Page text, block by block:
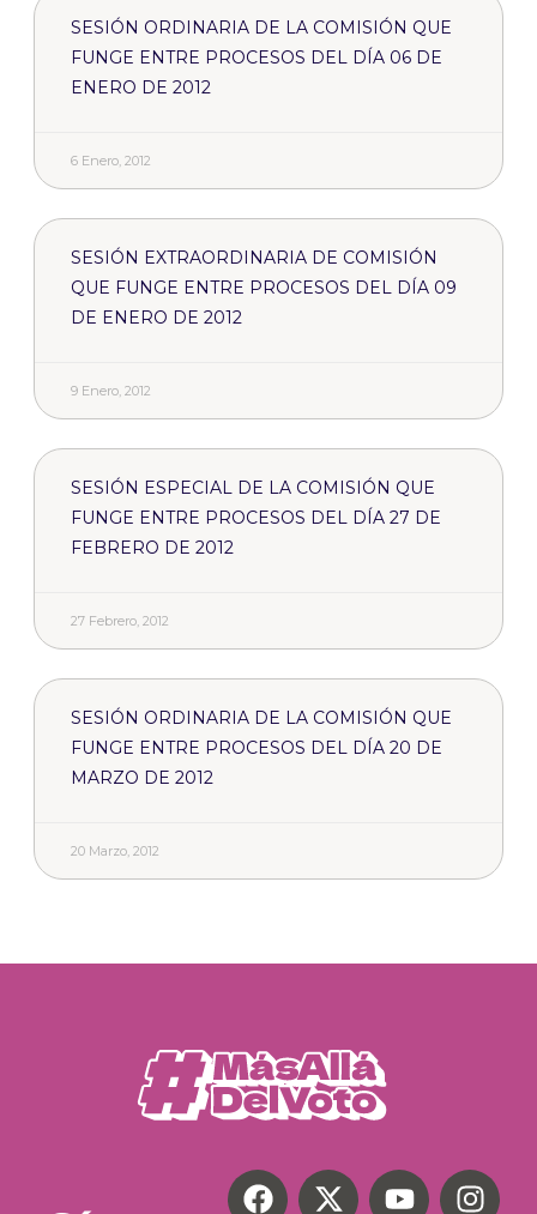
SESIÓN ORDINARIA DE LA COMISIÓN QUE
FUNGE ENTRE PROCESOS DEL DÍA 06 DE
ENERO DE 2012
6 Enero, 2012
SESIÓN EXTRAORDINARIA DE COMISIÓN
QUE FUNGE ENTRE PROCESOS DEL DÍA 09
DE ENERO DE 2012
9 Enero, 2012
SESIÓN ESPECIAL DE LA COMISIÓN QUE
FUNGE ENTRE PROCESOS DEL DÍA 27 DE
FEBRERO DE 2012
27 Febrero, 2012
SESIÓN ORDINARIA DE LA COMISIÓN QUE
FUNGE ENTRE PROCESOS DEL DÍA 20 DE
MARZO DE 2012
20 Marzo, 2012